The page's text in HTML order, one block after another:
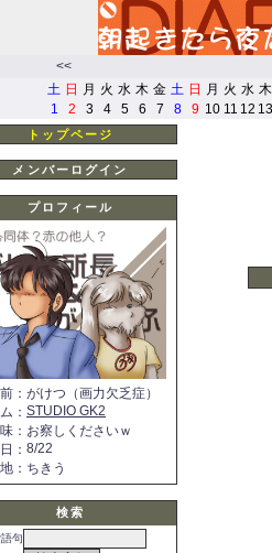
<<
土 日 月 火 水 木 金 土 日 月 火 水 木
1
2 3 4 5 6 7 8 9 10 11 12 13
トップページ
メンバーログイン
プロフィール
： がけつ（画力欠乏症）
： STUDIO GK2
： お察しくださいｗ
： 8/22
： ちきう
検索
句